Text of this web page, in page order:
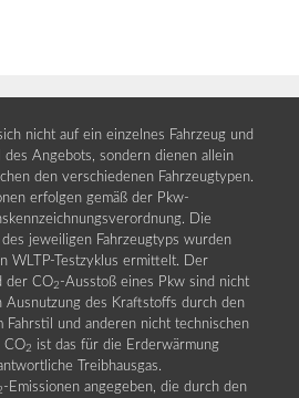
nicht auf ein einzelnes Fahrzeug und
des Angebots, sondern dienen allein
den verschiedenen Fahrzeugtypen.
erfolgen gemäß der Pkw-
Die
jeweiligen Fahrzeugtyps wurden
WLTP-Testzyklus ermittelt. Der
der CO2 -Ausstoß eines Pkw sind nicht
des Kraftstoffs durch den
Fahrstil und anderen nicht technischen
CO2 ist das für die Erderwärmung
Treibhausgas.
-Emissionen angegeben, die durch den